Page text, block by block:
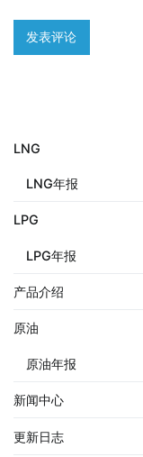
LNG
LNG年报
LPG
LPG年报
产品介绍
原油
原油年报
新闻中心
更新日志